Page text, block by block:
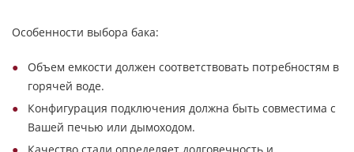
Особенности выбора бака:
Объем емкости должен соответствовать потребностям в
горячей воде.
Конфигурация подключения должна быть совместима с
Вашей печью или дымоходом.